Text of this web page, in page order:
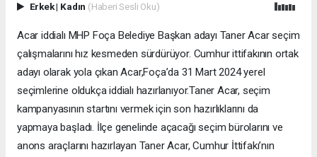
Erkek| Kadın (Haberi Sesli Oku)
Acar iddialı MHP Foça Belediye Başkan adayı Taner Acar seçim
çalışmalarını hız kesmeden sürdürüyor. Cumhur ittifakının ortak
adayı olarak yola çıkan Acar,Foça’da 31 Mart 2024 yerel
seçimlerine oldukça iddialı hazırlanıyor.Taner Acar, seçim
kampanyasının startını vermek için son hazırlıklarını da
yapmaya başladı. İlçe genelinde açacağı seçim bürolarını ve
anons araçlarını hazırlayan Taner Acar, Cumhur İttifakı’nın